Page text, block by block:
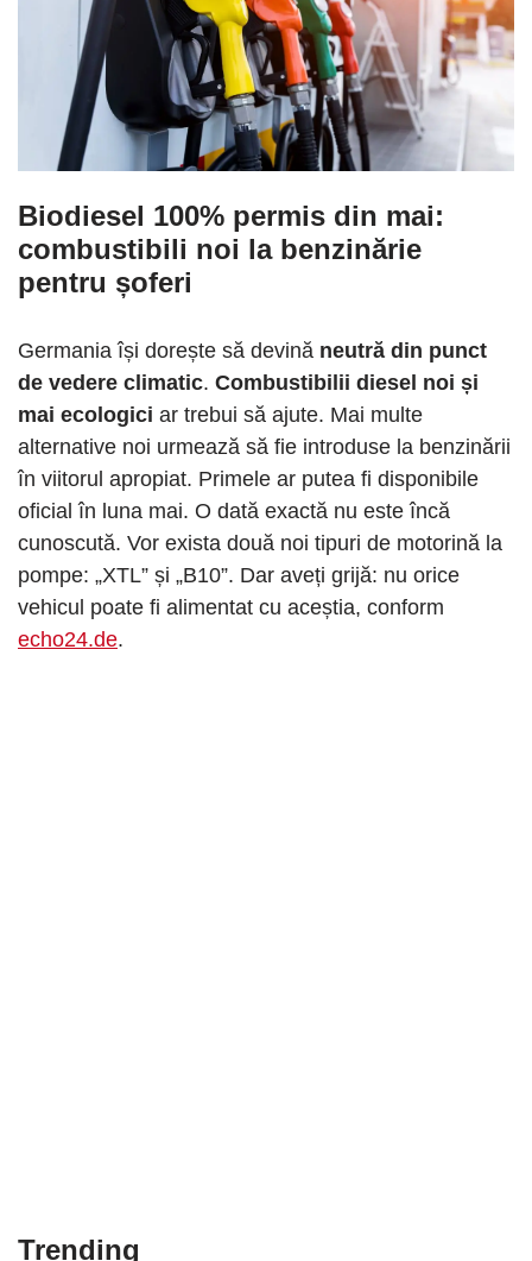
Biodiesel 100% permis din mai:
combustibili noi la benzinărie
pentru șoferi
Germania își dorește să devină neutră din punct
de vedere climatic. Combustibilii diesel noi și
mai ecologici ar trebui să ajute. Mai multe
alternative noi urmează să fie introduse la benzinării
în viitorul apropiat. Primele ar putea fi disponibile
oficial în luna mai. O dată exactă nu este încă
cunoscută. Vor exista două noi tipuri de motorină la
pompe: „XTL” și „B10”. Dar aveți grijă: nu orice
vehicul poate fi alimentat cu aceștia, conform
echo24.de.
Trending